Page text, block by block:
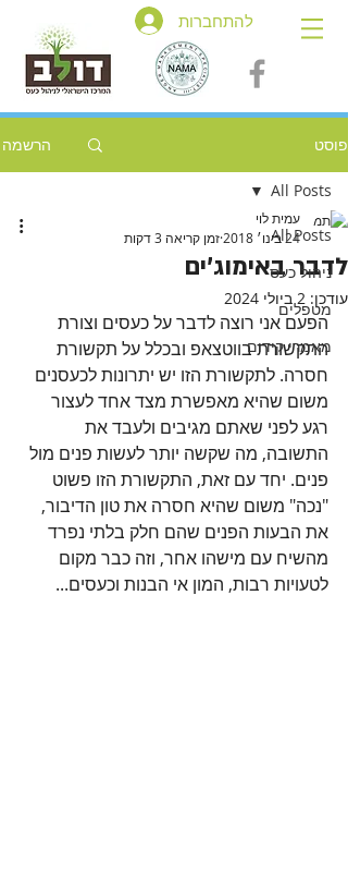
להתחברות
פוסט הרשמה
All Posts
ניהול כעס
מטפלים
מאמרי קידום
All Posts
לדבר באימוג'ים
עמית לוי
24 בינו׳ 2018
זמן קריאה 3 דקות
עודכן: 2 ביולי 2024
הפעם אני רוצה לדבר על כעסים וצורת
התקשורת בווטצאפ ובכלל על תקשורת
חסרה. לתקשורת הזו יש יתרונות לכעסנים
משום שהיא מאפשרת מצד אחד לעצור
רגע לפני שאתם מגיבים ולעבד את
התשובה, מה שקשה יותר לעשות פנים מול
פנים. יחד עם זאת, התקשורת הזו פשוט
"נכה" משום שהיא חסרה את טון הדיבור,
את הבעות הפנים שהם חלק בלתי נפרד
מהשיח עם מישהו אחר, וזה כבר מקום
לטעויות רבות, המון אי הבנות וכעסים...